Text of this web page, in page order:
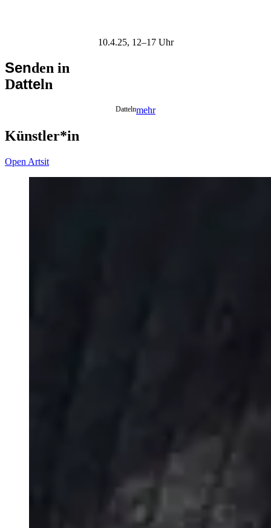
10.4.25, 12–17 Uhr
Senden in
Datteln
Dattelnmehr
Künstler*in
Open Artsit